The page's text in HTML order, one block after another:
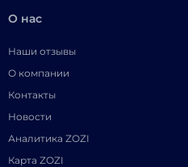
О нас
Наши отзывы
О компании
Контакты
Новости
Аналитика ZOZI
Карта ZOZI